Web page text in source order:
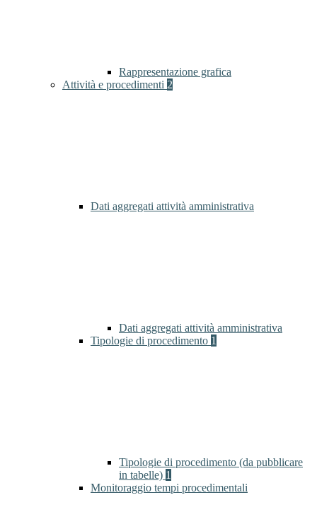
Rappresentazione grafica
Attività e procedimenti 2
Dati aggregati attività amministrativa
Dati aggregati attività amministrativa
Tipologie di procedimento 1
Tipologie di procedimento (da pubblicare
in tabelle) 1
Monitoraggio tempi procedimentali